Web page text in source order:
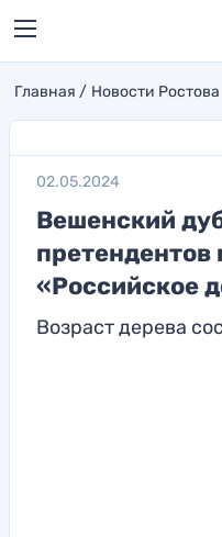
Главная Новости Ростова
02.05.2024
Вешенский
«Российское
Возраст дерева